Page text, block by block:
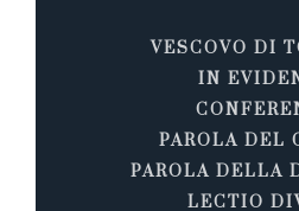
VESCOVO DI
IN
PAROLA DEL
PAROLA DELLA
LECTIO